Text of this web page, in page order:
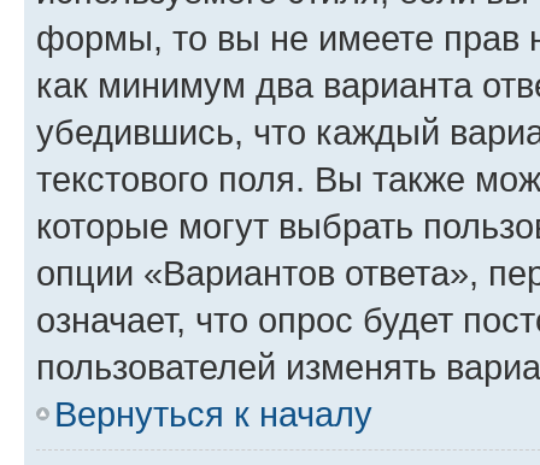
формы, то вы не имеете прав
как минимум два варианта
убедившись, что каждый
текстового поля. Вы также
которые могут выбрать
опции «Вариантов ответа»,
означает, что опрос будет
пользователей изменять
Вернуться к началу